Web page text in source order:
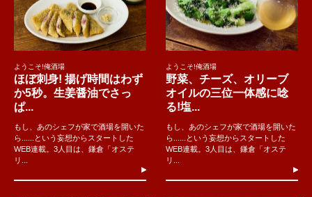
ようこそ!俺酒場
ほぼ刺身! 揚げ時間はわず
か5秒。生姜醤油でさっ
ぱ...
もし、あのシェフが家で酒場を開いた
ら......という妄想からスタートした
WEB連載。3人目は、鎌倉「オステ
リ...
ようこそ!俺酒場
野菜、チーズ、オリーブ
オイルの三位一体感に唸
る!塩...
もし、あのシェフが家で酒場を開いた
ら......という妄想からスタートした
WEB連載。3人目は、鎌倉「オステ
リ...